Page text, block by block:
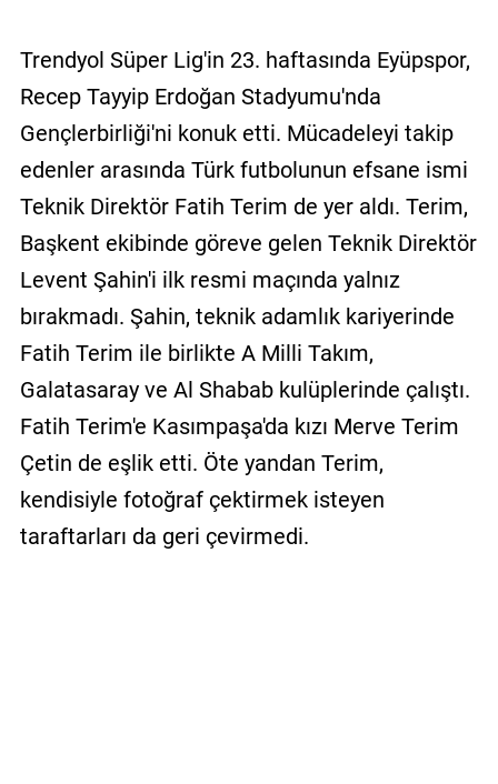
Gizlilik
Politikası
Trendyol Süper Lig'in 23. haftasında Eyüpspor,
Recep Tayyip Erdoğan Stadyumu'nda
Gençlerbirliği'ni konuk etti. Mücadeleyi takip
edenler arasında Türk futbolunun efsane ismi
Teknik Direktör Fatih Terim de yer aldı. Terim,
Başkent ekibinde göreve gelen Teknik Direktör
Levent Şahin'i ilk resmi maçında yalnız
bırakmadı. Şahin, teknik adamlık kariyerinde
Fatih Terim ile birlikte A Milli Takım,
Galatasaray ve Al Shabab kulüplerinde çalıştı.
Fatih Terim'e Kasımpaşa'da kızı Merve Terim
Çetin de eşlik etti. Öte yandan Terim,
kendisiyle fotoğraf çektirmek isteyen
taraftarları da geri çevirmedi.